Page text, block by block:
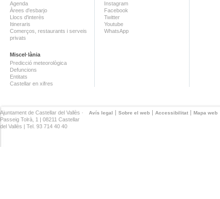
Agenda
Àrees d'esbarjo
Llocs d'interès
Itineraris
Comerços, restaurants i serveis
privats
Miscel·lània
Predicció meteorològica
Defuncions
Entitats
Castellar en xifres
Instagram
Facebook
Twitter
Youtube
WhatsApp
Avís legal Sobre el web Accessibilitat Mapa web
Ajuntament de Castellar del Vallès ·
Passeig Tolrà, 1 | 08211 Castellar
del Vallès | Tel. 93 714 40 40